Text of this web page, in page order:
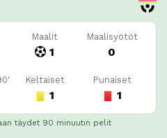
Maalit
1
Maalisyötöt
0
Keltaiset
1
Punaiset
1
täydet 90 minuutin pelit